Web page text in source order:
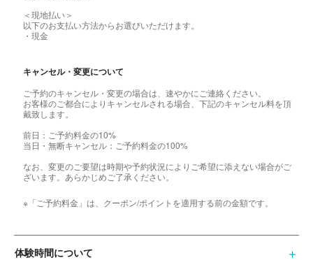
＜現地払い＞
以下のお支払い方法からお選びいただけます。
・現金
キャンセル・変更について
ご予約のキャンセル・変更の場合は、速やかにご連絡ください。
お客様のご都合によりキャンセルされる場合、下記のキャンセル料を頂
戴致します。
前日：ご予約料金の10%
当日・無断キャンセル：ご予約料金の100%
なお、変更のご要望は時期や予約状況によりご希望に添えない場合がご
ざいます。あらかじめご了承ください。
※「ご予約料金」は、クーポン/ポイントを適用する前の金額です。
体験時間について